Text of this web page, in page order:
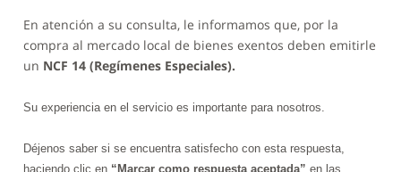
En atención a su consulta, le informamos que, por la
compra al mercado local de bienes exentos deben emitirle
un NCF 14 (Regímenes Especiales).
Su experiencia en el servicio es importante para nosotros.
Déjenos saber si se encuentra satisfecho con esta respuesta,
haciendo clic en “Marcar como respuesta aceptada” en las